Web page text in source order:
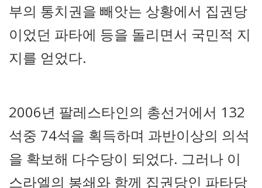
부의 통치권을 빼앗는 상황에서 집권당
이었던 파타에 등을 돌리면서 국민적 지
지를 얻었다.
2006년 팔레스타인의 총선거에서 132
석중 74석을 획득하며 과반이상의 의석
을 확보해 다수당이 되었다. 그러나 이
스라엘의 봉쇄와 함께 집권당인 파타당